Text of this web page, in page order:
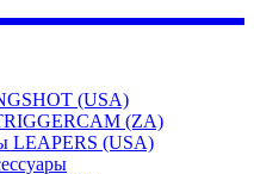
(USA)
(ZA)
LEAPERS (USA)